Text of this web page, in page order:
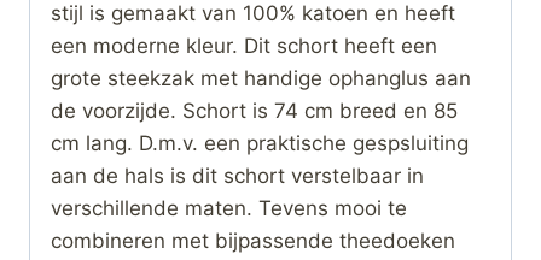
stijl is gemaakt van 100% katoen en heeft
een moderne kleur. Dit schort heeft een
grote steekzak met handige ophanglus aan
de voorzijde. Schort is 74 cm breed en 85
cm lang. D.m.v. een praktische gespsluiting
aan de hals is dit schort verstelbaar in
verschillende maten. Tevens mooi te
combineren met bijpassende theedoeken